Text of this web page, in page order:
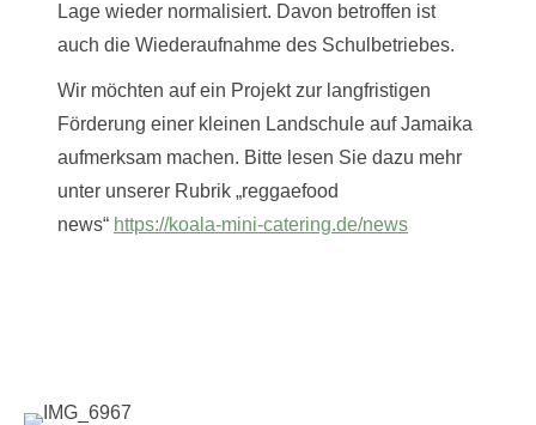
Lage wieder normalisiert. Davon betroffen ist
auch die Wiederaufnahme des Schulbetriebes.
Wir möchten auf ein Projekt zur langfristigen
Förderung einer kleinen Landschule auf Jamaika
aufmerksam machen. Bitte lesen Sie dazu mehr
unter unserer Rubrik „reggaefood
news“ https://koala-mini-catering.de/news